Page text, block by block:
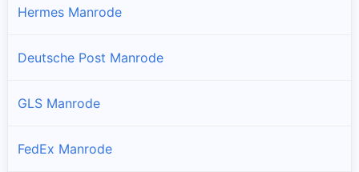
Hermes Manrode
Deutsche Post Manrode
GLS Manrode
FedEx Manrode